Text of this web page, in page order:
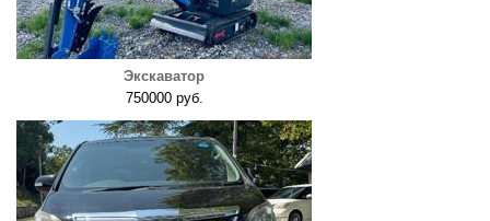
Экскаватор
750000 руб.